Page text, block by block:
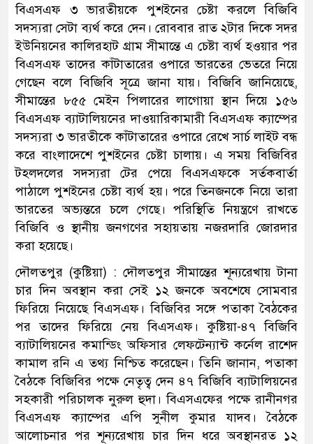
বিএসএফ ৩ ভারতীয়কে পুশইনের চেষ্টা করলে বিজিবি
সদস্যরা সেটা ব্যর্থ করে দেন। রোববার রাত ২টার দিকে সদর
ইউনিয়নের কালিরহাট গ্রাম সীমান্তে এ চেষ্টা ব্যর্থ হওয়ার পর
বিএসএফ তাদের কাঁটাতারের ওপারে ভারতের ভেতরে নিয়ে
গেছেন বলে বিজিবি সূত্রে জানা যায়। বিজিবি জানিয়েছে,
সীমান্তের ৮৫৫ মেইন পিলারের লাগোয়া স্থান দিয়ে ১৫৬
বিএসএফ ব্যাটালিয়নের দাওয়ারিকামারী বিএসএফ ক্যাম্পের
সদস্যরা ৩ ভারতীকে কাঁটাতারের ওপারে রেখে সার্চ লাইট বন্ধ
করে বাংলাদেশে পুশইনের চেষ্টা চালায়। এ সময় বিজিবির
টহলদলের সদস্যরা টের পেয়ে বিএসএফকে সর্তকবার্তা
পাঠালে পুশইনের চেষ্টা ব্যর্থ হয়। পরে তিনজনকে নিয়ে তারা
ভারতের অভ্যন্তরে চলে গেছে। পরিস্থিতি নিয়ন্ত্রণে রাখতে
বিজিবি ও স্থানীয় জনগণের সহায়তায় নজরদারি জোরদার
করা হয়েছে।
দৌলতপুর (কুষ্টিয়া) : দৌলতপুর সীমান্তের শূন্যরেখায় টানা
চার দিন অবস্থান করা সেই ১২ জনকে অবশেষে সোমবার
ফিরিয়ে নিয়েছে বিএসএফ। বিজিবির সঙ্গে পতাকা বৈঠকের
পর তাদের ফিরিয়ে নেয় বিএসএফ। কুষ্টিয়া-৪৭ বিজিবি
ব্যাটালিয়নের কমান্ডিং অফিসার লেফটেন্যান্ট কর্নেল রাশেদ
কামাল রনি এ তথ্য নিশ্চিত করেছেন। তিনি জানান, পতাকা
বৈঠকে বিজিবির পক্ষে নেতৃত্ব দেন ৪৭ বিজিবি ব্যাটালিয়নের
সহকারী পরিচালক নুরুল হুদা। বিএসএফের পক্ষে রানীনগর
বিএসএফ ক্যাম্পের এপি সুনীল কুমার যাদব। বৈঠকে
আলোচনার পর শূন্যরেখায় চার দিন ধরে অবস্থানরত ১২